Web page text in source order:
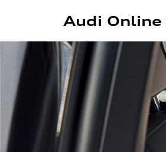
Audi Online